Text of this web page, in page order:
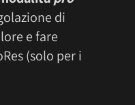
di
e fare
(solo per i